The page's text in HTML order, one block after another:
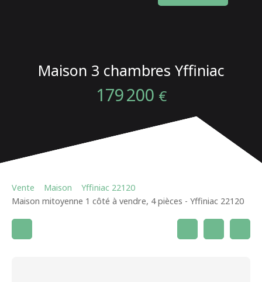
Maison 3 chambres Yffiniac
179 200 €
Vente Maison
Yffiniac 22120
Maison mitoyenne 1 côté à vendre, 4 pièces - Yffiniac 22120